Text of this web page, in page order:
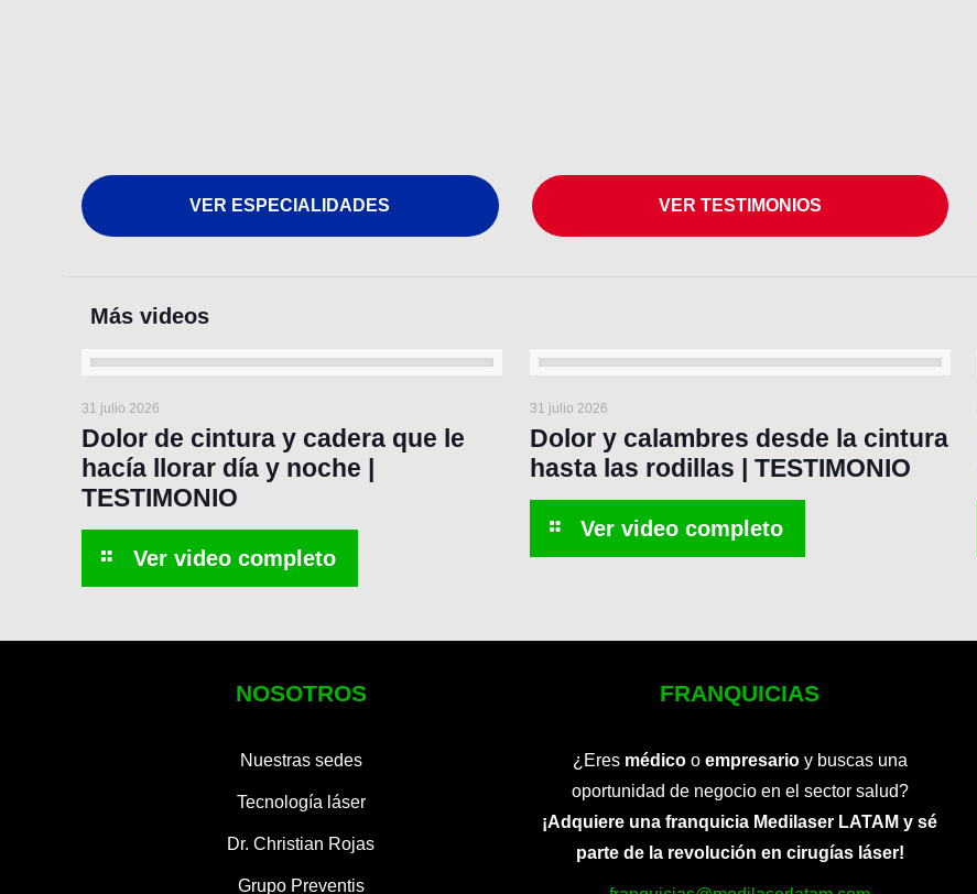
VER ESPECIALIDADES VER TESTIMONIOS
31 julio 2026
Dolor de cintura y cadera que le
hacía llorar día y noche |
TESTIMONIO
31 julio 2026
Dolor y calambres desde la cintura
hasta las rodillas | TESTIMONIO
NOSOTROS
Nuestras sedes
Tecnología láser
Dr. Christian Rojas
Grupo Preventis
FRANQUICIAS
¿Eres médicoo empresarioy buscas una
oportunidad de negocio en el sector salud?
¡Adquiere una franquicia Medilaser LATAM y sé
parte de la revolución en cirugías láser!